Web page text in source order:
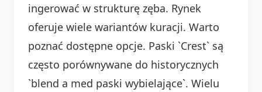
ingerować w strukturę zęba. Rynek
oferuje wiele wariantów kuracji. Warto
poznać dostępne opcje. Paski `Crest` są
często porównywane do historycznych
`blend a med paski wybielające`. Wielu